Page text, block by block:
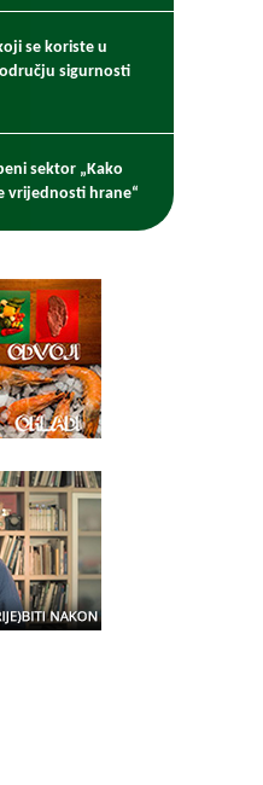
se koriste u
sigurnosti
sektor „Kako
vrijednosti hrane“